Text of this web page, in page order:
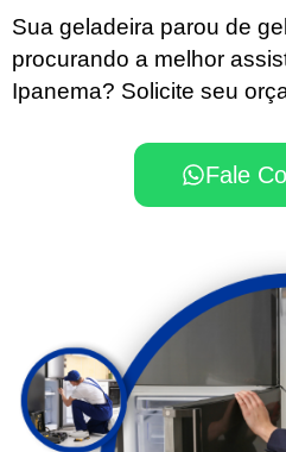
Sua geladeira parou de
procurando a melhor
Ipanema? Solicite seu
Fale